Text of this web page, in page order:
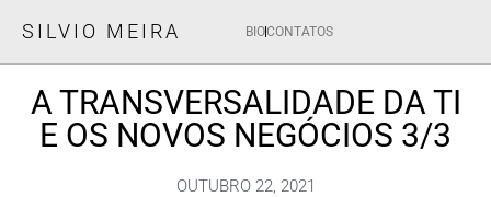
SILVIO MEIRA BIOCONTATOS
A TRANSVERSALIDADE DA TI
E OS NOVOS NEGÓCIOS 3/3
OUTUBRO 22, 2021